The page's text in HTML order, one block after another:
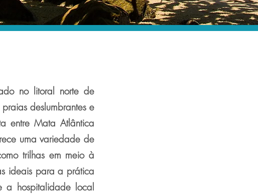
no litoral norte de
deslumbrantes e
entre Mata Atlântica
uma variedade de
trilhas em meio à
ideais para a prática
a hospitalidade local